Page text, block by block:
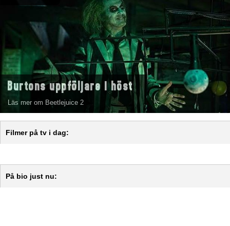
Burtons uppföljare i höst
Läs mer om Beetlejuice 2
Filmer på tv i dag:
På bio just nu: